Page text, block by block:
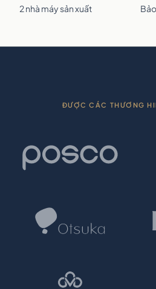
2 nhà máy sản xuất
ĐƯỢC CÁC THƯƠNG